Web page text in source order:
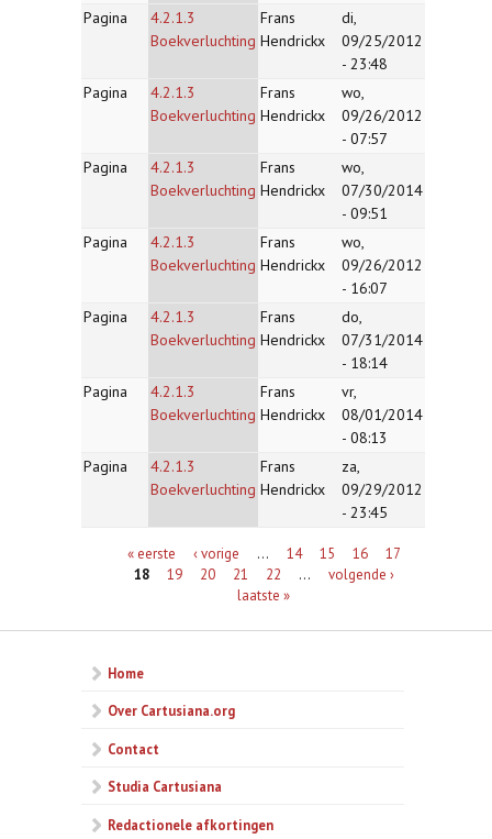
Pagina
4.2.1.3
Boekverluchting
Frans
Hendrickx
di,
09/25/2012
- 23:48
Pagina
4.2.1.3
Boekverluchting
Frans
Hendrickx
wo,
09/26/2012
- 07:57
Pagina
4.2.1.3
Boekverluchting
Frans
Hendrickx
wo,
07/30/2014
- 09:51
Pagina
4.2.1.3
Boekverluchting
Frans
Hendrickx
wo,
09/26/2012
- 16:07
Pagina
4.2.1.3
Boekverluchting
Frans
Hendrickx
do,
07/31/2014
- 18:14
Pagina
4.2.1.3
Boekverluchting
Frans
Hendrickx
vr,
08/01/2014
- 08:13
Pagina
4.2.1.3
Boekverluchting
Frans
Hendrickx
za,
09/29/2012
- 23:45
Pagina's« eerste ‹ vorige … 14 15 16
17
18
19 20 21 22 …
volgende ›
laatste »
Home
Over Cartusiana.org
Contact
Studia Cartusiana
Redactionele afkortingen